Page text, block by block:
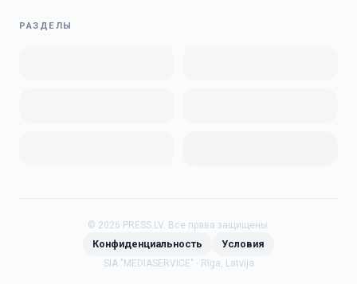
РАЗДЕЛЫ
© 2026 PRESS.LV. Все права защищены.
Конфиденциальность Условия
SIA "MEDIASERVICE" · Rīga, Latvija